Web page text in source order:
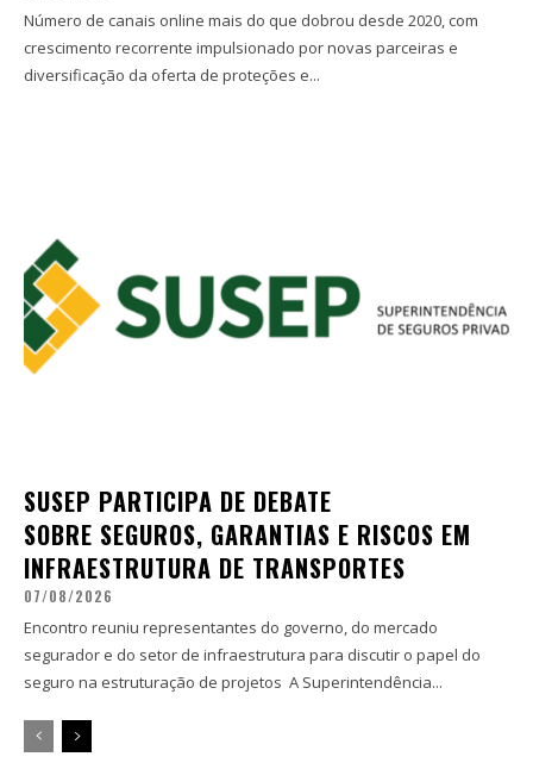
Número de canais online mais do que dobrou desde 2020, com
crescimento recorrente impulsionado por novas parceiras e
diversificação da oferta de proteções e...
SUSEP PARTICIPA DE DEBATE
SOBRE SEGUROS, GARANTIAS E RISCOS EM
INFRAESTRUTURA DE TRANSPORTES
07/08/2026
Encontro reuniu representantes do governo, do mercado
segurador e do setor de infraestrutura para discutir o papel do
seguro na estruturação de projetos A Superintendência...